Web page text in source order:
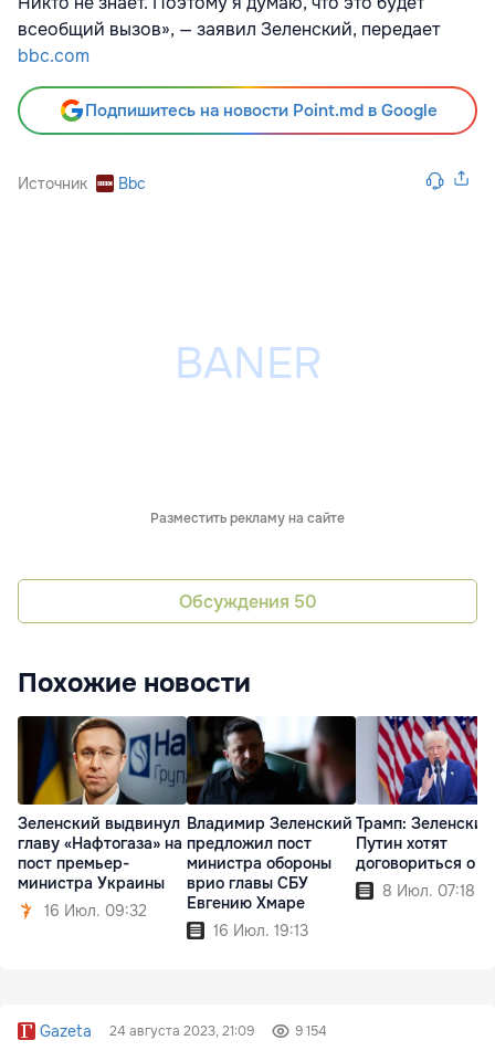
всеобщий вызов», — заявил Зеленский, передает
bbc.com
Подпишитесь на новости Point.md в Google
Источник Bbc
Разместить рекламу на сайте
Обсуждения 50
Похожие новости
Зеленский выдвинул
главу «Нафтогаза» на
пост премьер-
министра Украины
16 Июл. 09:32
Владимир Зеленский
предложил пост
министра обороны
врио главы СБУ
Евгению Хмаре
16 Июл. 19:13
Трамп:
Путин хотят
договориться о
8 Июл. 07:18
Gazeta 24 августа 2023, 21:09 9 154